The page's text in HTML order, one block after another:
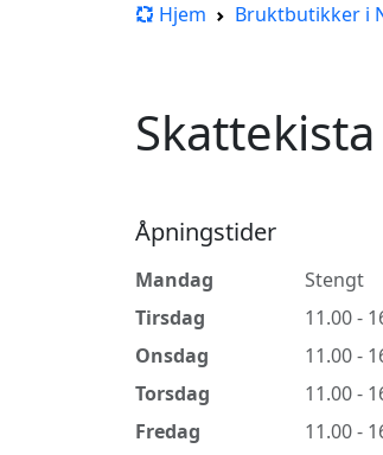
Hjem Bruktbutikker i
Skattekista
Åpningstider
Mandag
Stengt
Tirsdag
11.00 -
Onsdag
11.00 -
Torsdag
11.00 -
Fredag
11.00 -